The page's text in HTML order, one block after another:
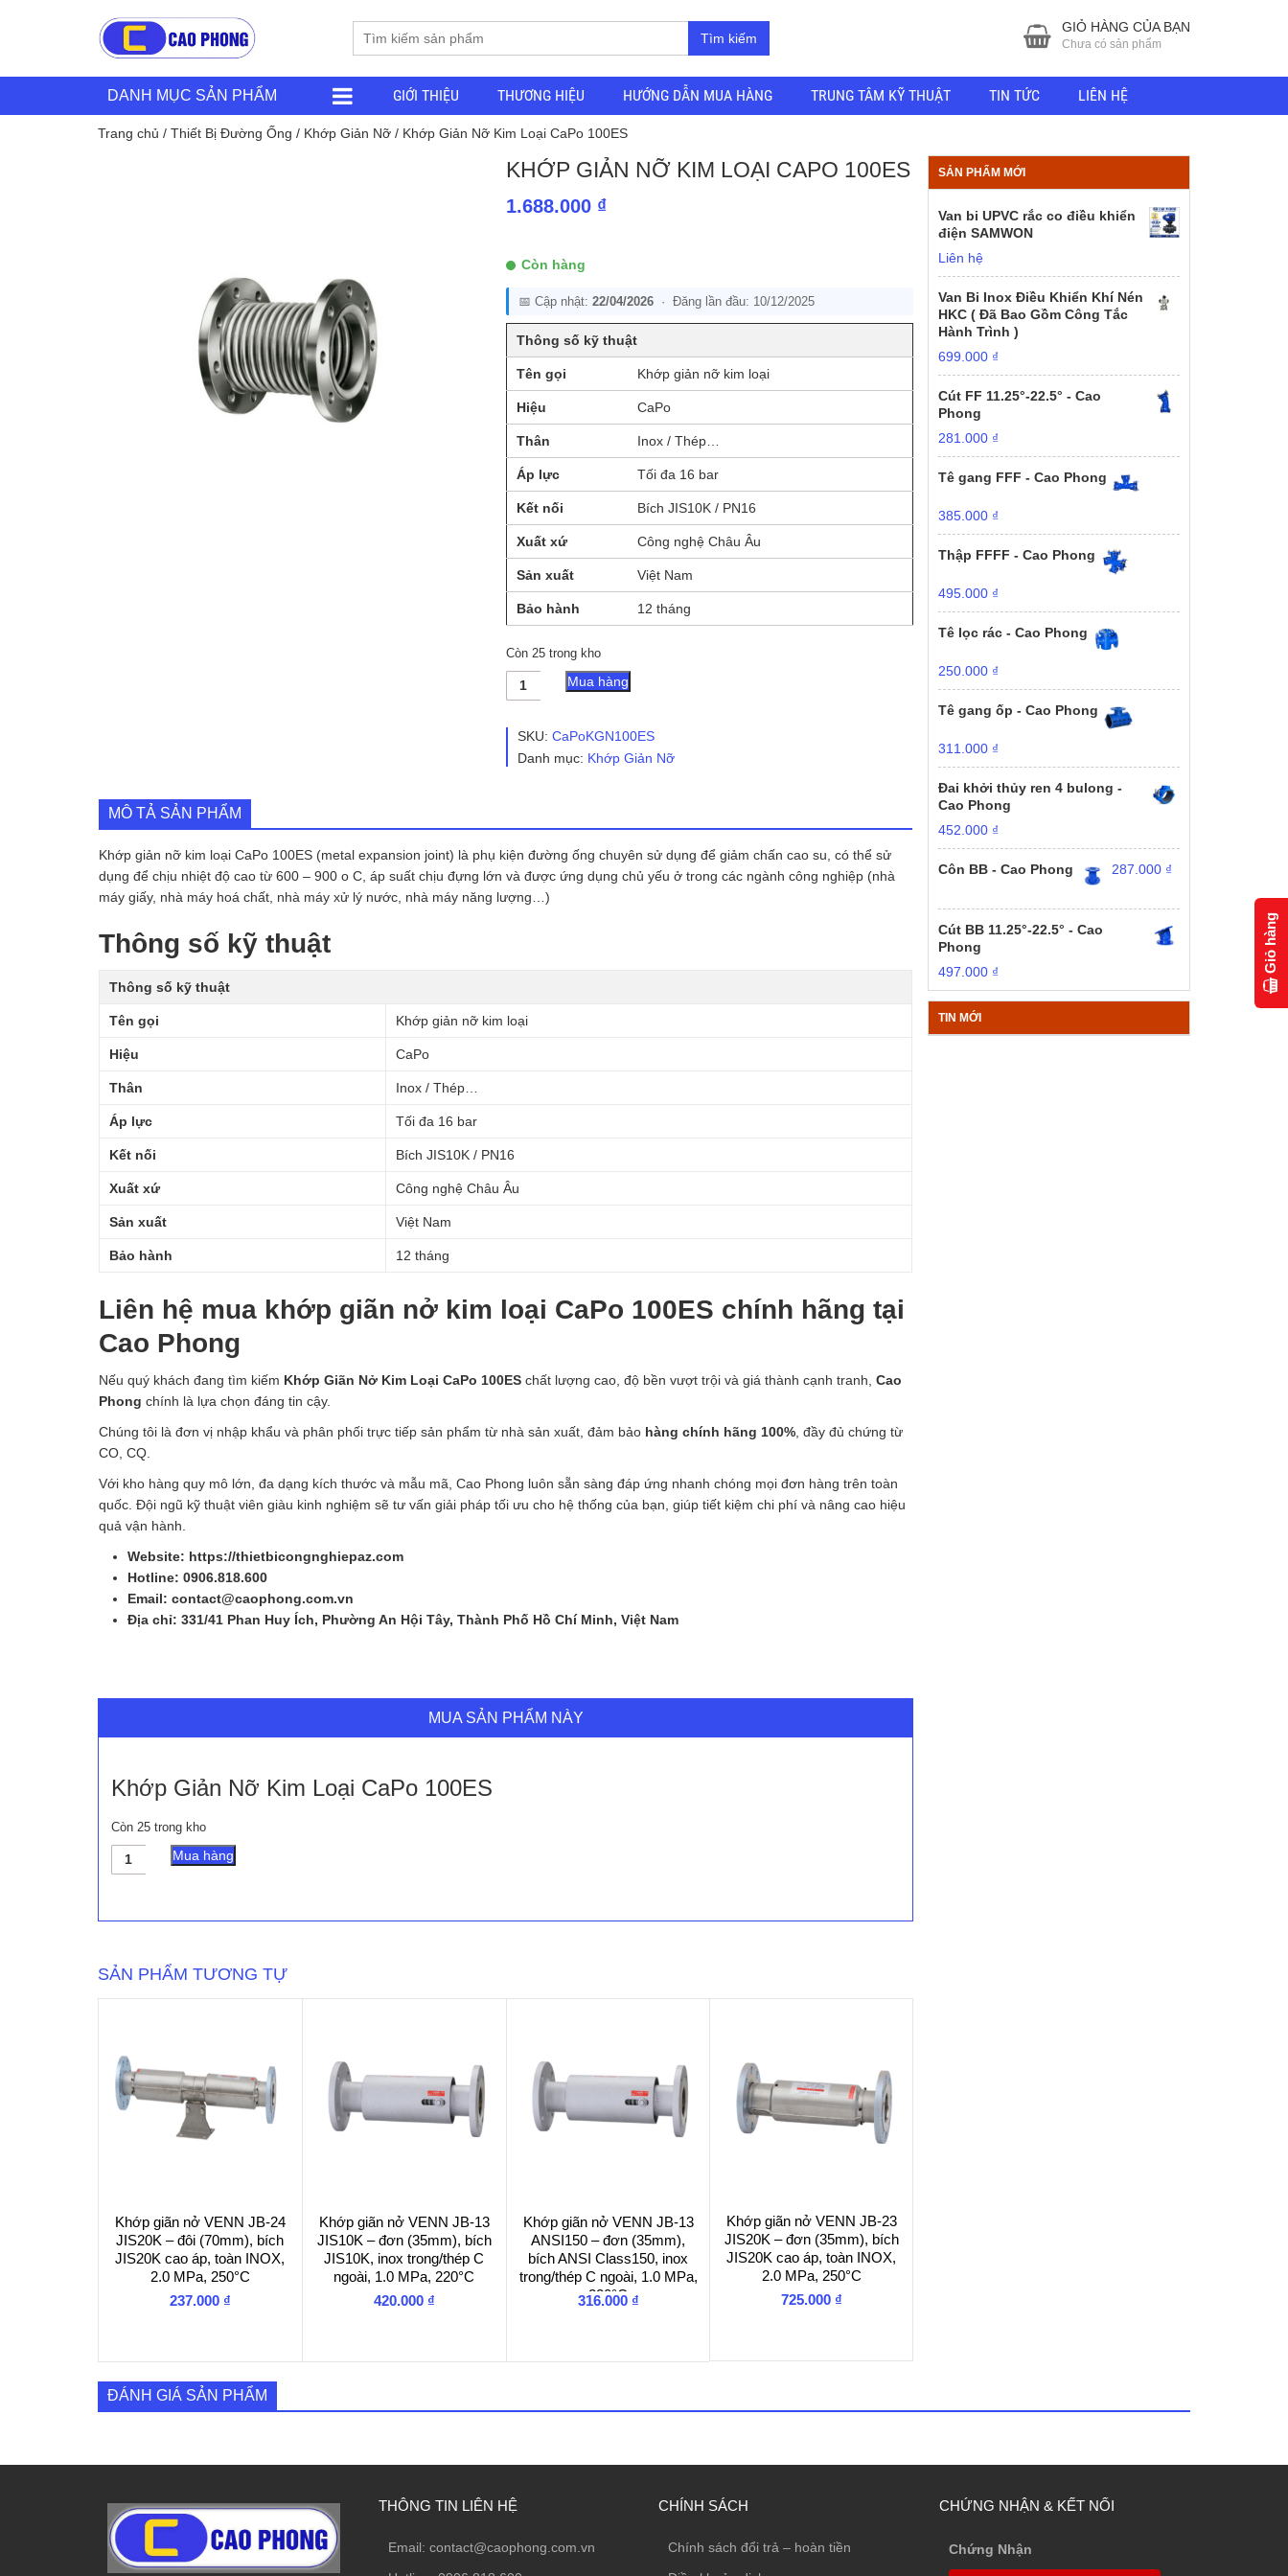
Tìm kiếm
GIỎ HÀNG CỦA BẠN
Chưa có sản phẩm
DANH MỤC SẢN PHẨM GIỚI THIỆU THƯƠNG HIỆU HƯỚNG DẪN MUA HÀNG TRUNG TÂM KỸ THUẬT TIN TỨC LIÊN HỆ
Trang chủ / Thiết Bị Đường Ống / Khớp Giản Nỡ / Khớp Giản Nỡ Kim Loại CaPo 100ES
KHỚP GIẢN NỠ KIM LOẠI CAPO 100ES
1.688.000 ₫
Còn hàng
📅 Cập nhật: 22/04/2026· Đăng lần đầu: 10/12/2025
Thông số kỹ thuật
Tên gọi Khớp giản nỡ kim loại
Hiệu CaPo
Thân Inox / Thép…
Áp lực Tối đa 16 bar
Kết nối Bích JIS10K / PN16
Xuất xứ Công nghệ Châu Âu
Sản xuất Việt Nam
Bảo hành 12 tháng
Còn 25 trong kho
Khớp
Kim
CaPo
Mua hàng
SKU: CaPoKGN100ES
Danh mục: Khớp Giản Nỡ
MÔ TẢ SẢN PHẨM
Khớp giản nỡ kim loại CaPo 100ES (metal expansion joint) là phụ kiện đường ống chuyên sử dụng để giảm chấn cao su, có thể sử
dụng để chịu nhiệt độ cao từ 600 – 900 o C, áp suất chịu đựng lớn và được ứng dụng chủ yếu ở trong các ngành công nghiệp (nhà
máy giấy, nhà máy hoá chất, nhà máy xử lý nước, nhà máy năng lượng…)
Thông số kỹ thuật
Thông số kỹ thuật
Tên gọi Khớp giản nỡ kim loại
Hiệu CaPo
Thân Inox / Thép…
Áp lực Tối đa 16 bar
Kết nối Bích JIS10K / PN16
Xuất xứ Công nghệ Châu Âu
Sản xuất Việt Nam
Bảo hành 12 tháng
Liên hệ mua khớp giãn nở kim loại CaPo 100ES chính hãng tại
Cao Phong
Nếu quý khách đang tìm kiếm Khớp Giãn Nở Kim Loại CaPo 100ES chất lượng cao, độ bền vượt trội và giá thành cạnh tranh, Cao
Phong chính là lựa chọn đáng tin cậy.
Chúng tôi là đơn vị nhập khẩu và phân phối trực tiếp sản phẩm từ nhà sản xuất, đảm bảo hàng chính hãng 100% , đầy đủ chứng từ
CO, CQ.
Với kho hàng quy mô lớn, đa dạng kích thước và mẫu mã, Cao Phong luôn sẵn sàng đáp ứng nhanh chóng mọi đơn hàng trên toàn
quốc. Đội ngũ kỹ thuật viên giàu kinh nghiệm sẽ tư vấn giải pháp tối ưu cho hệ thống của bạn, giúp tiết kiệm chi phí và nâng cao hiệu
quả vận hành.
Website: https://thietbicongnghiepaz.com
Hotline: 0906.818.600
Email: contact@caophong.com.vn
Địa chỉ: 331/41 Phan Huy Ích, Phường An Hội Tây, Thành Phố Hồ Chí Minh, Việt Nam
MUA SẢN PHẨM NÀY
Khớp Giản Nỡ Kim Loại CaPo 100ES
Còn 25 trong kho
Khớp
Loại
số
Mua hàng
SẢN PHẨM TƯƠNG TỰ
Khớp giãn nở VENN JB-24
JIS20K – đôi (70mm), bích
JIS20K cao áp, toàn INOX,
2.0 MPa, 250°C
237.000 ₫
Khớp giãn nở VENN JB-13
JIS10K – đơn (35mm), bích
JIS10K, inox trong/thép C
ngoài, 1.0 MPa, 220°C
420.000 ₫
Khớp giãn nở VENN JB-13
ANSI150 – đơn (35mm),
bích ANSI Class150, inox
trong/thép C ngoài, 1.0 MPa,
220°C
316.000 ₫
Khớp giãn nở VENN JB-23
JIS20K – đơn (35mm), bích
JIS20K cao áp, toàn INOX,
2.0 MPa, 250°C
725.000 ₫
SẢN PHẨM MỚI
Van bi UPVC rắc co điều khiển
điện SAMWON
Liên hệ
Van Bi Inox Điều Khiển Khí Nén
HKC ( Đã Bao Gồm Công Tắc
Hành Trình )
699.000 ₫
Cút FF 11.25°-22.5° - Cao
Phong
281.000 ₫
Tê gang FFF - Cao Phong
385.000 ₫
Thập FFFF - Cao Phong
495.000 ₫
Tê lọc rác - Cao Phong
250.000 ₫
Tê gang ốp - Cao Phong
311.000 ₫
Đai khởi thủy ren 4 bulong -
Cao Phong
452.000 ₫
Côn BB - Cao Phong 287.000 ₫
Cút BB 11.25°-22.5° - Cao
Phong
497.000 ₫
TIN MỚI
ĐÁNH GIÁ SẢN PHẨM
THÔNG TIN LIÊN HỆ
Email: contact@caophong.com.vn
CHÍNH SÁCH
Chính sách đổi trả – hoàn tiền
CHỨNG NHẬN & KẾT NỐI
Chứng Nhận
Giỏ hàng